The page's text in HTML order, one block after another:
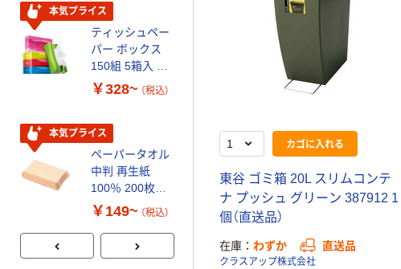
カゴに入れる
東谷 ゴミ箱 20L スリムコンテ
ナ プッシュ グリーン 387912 1
個（直送品）
在庫 わずか 直送品
クラスアップ株式会社
本気プライス
ティッシュペー
パー ボックス
150組 5箱入 ア
スクル スマート
証
￥328~ （税込）
本気プライス
ペーパータオル
中判 再生紙
100％ 200枚
FSC認証 シング
企画 オリジナル
￥149~ （税込）
本気プライス
トイレットペー
パー シングル
120ｍ 再生紙
100% 6ロール
証
￥470~ （税込）
期間限定価格
アスクル プラ
スチックグロー
ブ 薄手 粉な
し（パウダーフ
リー）
￥298~